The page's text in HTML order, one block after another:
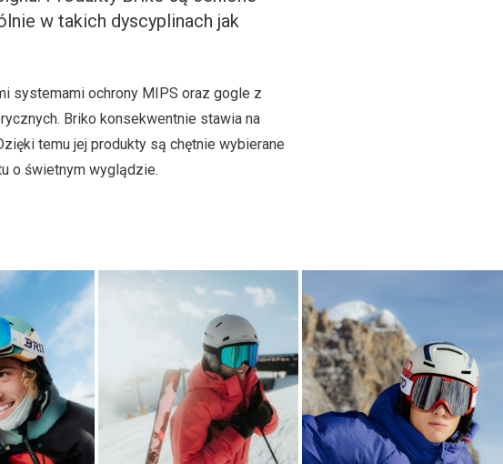
w takich dyscyplinach jak
systemami ochrony MIPS oraz gogle z
Briko konsekwentnie stawia na
temu jej produkty są chętnie wybierane
o świetnym wyglądzie.